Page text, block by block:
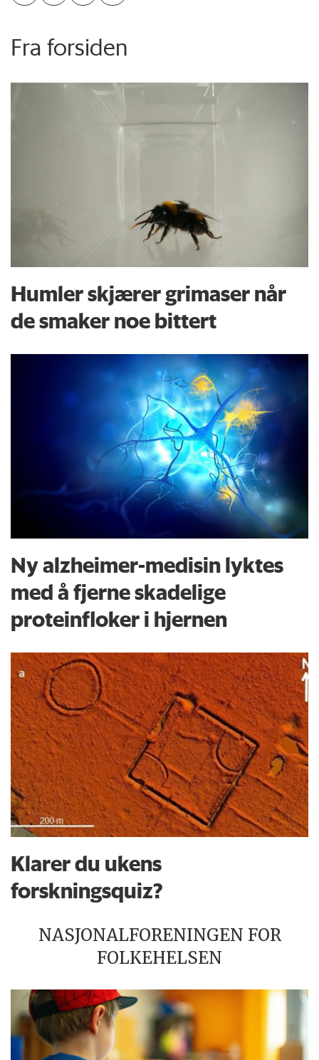
Fra forsiden
Humler skjærer grimaser når
de smaker noe bittert
Ny alzheimer-medisin lyktes
med å fjerne skadelige
proteinfloker i hjernen
Klarer du ukens
forskningsquiz?
NASJONALFORENINGEN FOR
FOLKEHELSEN